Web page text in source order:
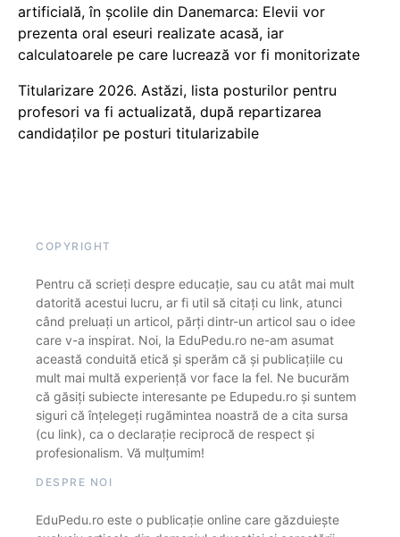
artificială, în școlile din Danemarca: Elevii vor
prezenta oral eseuri realizate acasă, iar
calculatoarele pe care lucrează vor fi monitorizate
Titularizare 2026. Astăzi, lista posturilor pentru
profesori va fi actualizată, după repartizarea
candidaților pe posturi titularizabile
COPYRIGHT
Pentru că scrieți despre educație, sau cu atât mai mult
datorită acestui lucru, ar fi util să citați cu link, atunci
când preluați un articol, părți dintr-un articol sau o idee
care v-a inspirat. Noi, la EduPedu.ro ne-am asumat
această conduită etică și sperăm că și publicațiile cu
mult mai multă experiență vor face la fel. Ne bucurăm
că găsiți subiecte interesante pe Edupedu.ro și suntem
siguri că înțelegeți rugămintea noastră de a cita sursa
(cu link), ca o declarație reciprocă de respect și
profesionalism. Vă mulțumim!
DESPRE NOI
EduPedu.ro este o publicație online care găzduiește